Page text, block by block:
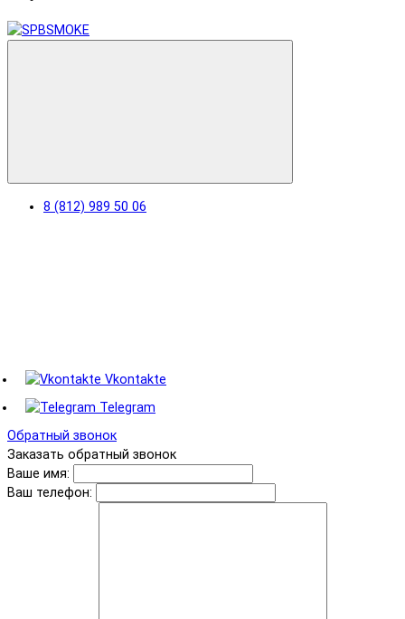
8 (812) 989 50 06
Vkontakte
Telegram
Обратный звонок
Заказать обратный звонок
Ваше имя:
Ваш телефон: